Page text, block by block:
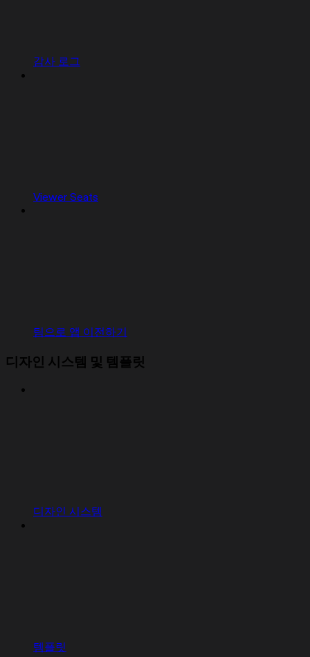
감사 로그
Viewer Seats
팀으로 앱 이전하기
디자인 시스템 및 템플릿
디자인 시스템
템플릿